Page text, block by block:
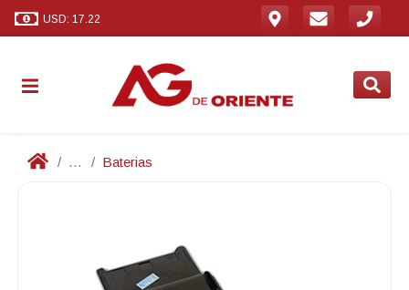
USD: 17.22
... Baterias